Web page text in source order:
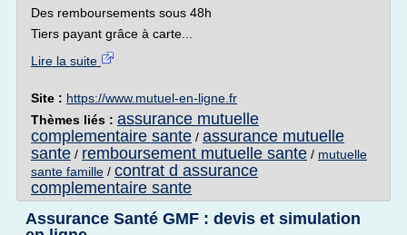
Des remboursements sous 48h
Tiers payant grâce à carte...
Lire la suite
Site : https://www.mutuel-en-ligne.fr
Thèmes liés : assurance mutuelle
complementaire sante / assurance mutuelle
sante / remboursement mutuelle sante / mutuelle
sante famille / contrat d assurance
complementaire sante
Assurance Santé GMF : devis et simulation